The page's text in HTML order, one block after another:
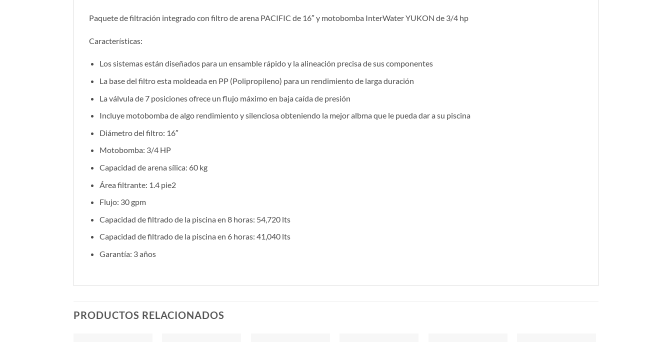
Paquete de filtración integrado con filtro de arena PACIFIC de 16″ y motobomba InterWater YUKON de 3/4 hp
Características:
Los sistemas están diseñados para un ensamble rápido y la alineación precisa de sus componentes
La base del filtro esta moldeada en PP (Polipropileno) para un rendimiento de larga duración
La válvula de 7 posiciones ofrece un flujo máximo en baja caída de presión
Incluye motobomba de algo rendimiento y silenciosa obteniendo la mejor albma que le pueda dar a su piscina
Diámetro del filtro: 16″
Motobomba: 3/4 HP
Capacidad de arena sílica: 60 kg
Área filtrante: 1.4 pie2
Flujo: 30 gpm
Capacidad de filtrado de la piscina en 8 horas: 54,720 lts
Capacidad de filtrado de la piscina en 6 horas: 41,040 lts
Garantía: 3 años
PRODUCTOS RELACIONADOS